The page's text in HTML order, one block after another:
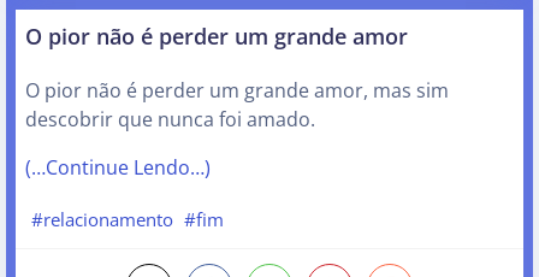
O pior não é perder um grande amor
O pior não é perder um grande amor, mas sim
descobrir que nunca foi amado.
(…Continue Lendo…)
#relacionamento #fim